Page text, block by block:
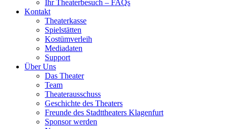
Ihr Theaterbesuch – FAQs
Kontakt
Theaterkasse
Spielstätten
Kostümverleih
Mediadaten
Support
Über Uns
Das Theater
Team
Theaterausschuss
Geschichte des Theaters
Freunde des Stadttheaters Klagenfurt
Sponsor werden